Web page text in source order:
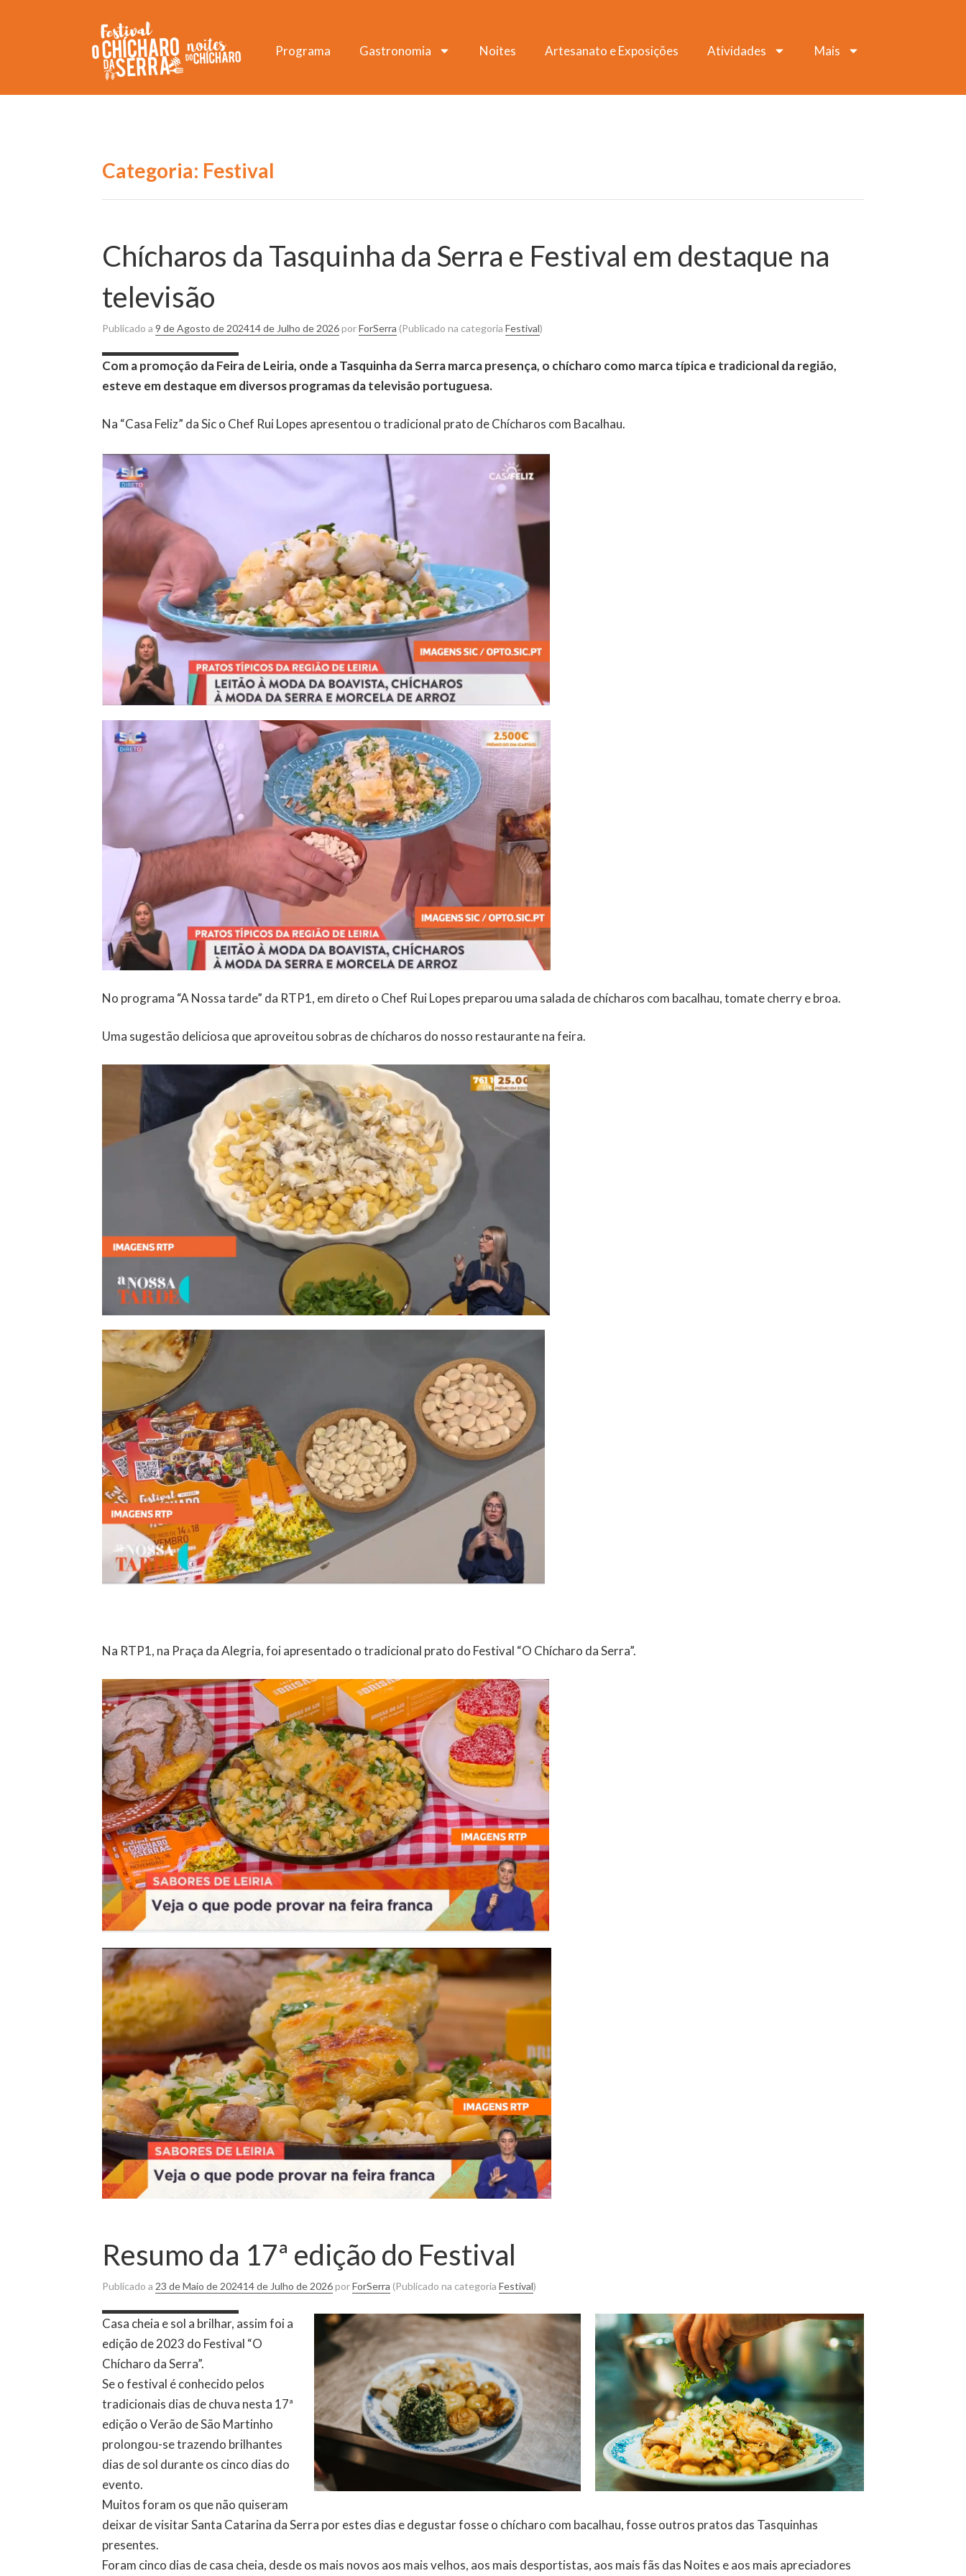
Programa Gastronomia Noites Artesanato e Exposições Atividades Mais
Categoria: Festival
Chícharos da Tasquinha da Serra e Festival em destaque na
televisão
Publicado a 9 de Agosto de 202414 de Julho de 2026porForSerra (Publicado na categoria Festival)
Com a promoção da Feira de Leiria, onde a Tasquinha da Serra marca presença, o chícharo como marca típica e tradicional da região,
esteve em destaque em diversos programas da televisão portuguesa.
Na “Casa Feliz” da Sic o Chef Rui Lopes apresentou o tradicional prato de Chícharos com Bacalhau.
No programa “A Nossa tarde” da RTP1, em direto o Chef Rui Lopes preparou uma salada de chícharos com bacalhau, tomate cherry e broa.
Uma sugestão deliciosa que aproveitou sobras de chícharos do nosso restaurante na feira.
Na RTP1, na Praça da Alegria, foi apresentado o tradicional prato do Festival “O Chícharo da Serra”.
Resumo da 17ª edição do Festival
Publicado a 23 de Maio de 202414 de Julho de 2026porForSerra (Publicado na categoria Festival)
Casa cheia e sol a brilhar, assim foi a
edição de 2023 do Festival “O
Chícharo da Serra”.
Se o festival é conhecido pelos
tradicionais dias de chuva nesta 17ª
edição o Verão de São Martinho
prolongou-se trazendo brilhantes
dias de sol durante os cinco dias do
evento.
Muitos foram os que não quiseram
deixar de visitar Santa Catarina da Serra por estes dias e degustar fosse o chícharo com bacalhau, fosse outros pratos das Tasquinhas
presentes.
Foram cinco dias de casa cheia, desde os mais novos aos mais velhos, aos mais desportistas, aos mais fãs das Noites e aos mais apreciadores